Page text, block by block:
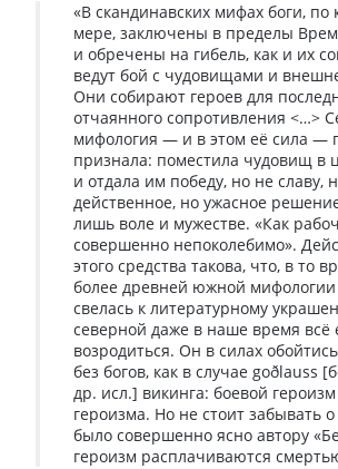
«В скандинавских мифах боги, по
мере, заключены в пределы
и обречены на гибель, как и их
ведут бой с чудовищами и
Они собирают героев для
отчаянного сопротивления <…>
мифология — и в этом её сила —
признала: поместила чудовищ в
и отдала им победу, но не славу,
действенное, но ужасное
лишь воле и мужестве. «Как
совершенно непоколебимо».
этого средства такова, что, в то
более древней южной мифологии
свелась к литературному
северной даже в наше время всё
возродиться. Он в силах
без богов, как в случае goðlauss
др. исл.] викинга: боевой
героизма. Но не стоит забывать
было совершенно ясно автору
героизм расплачиваются